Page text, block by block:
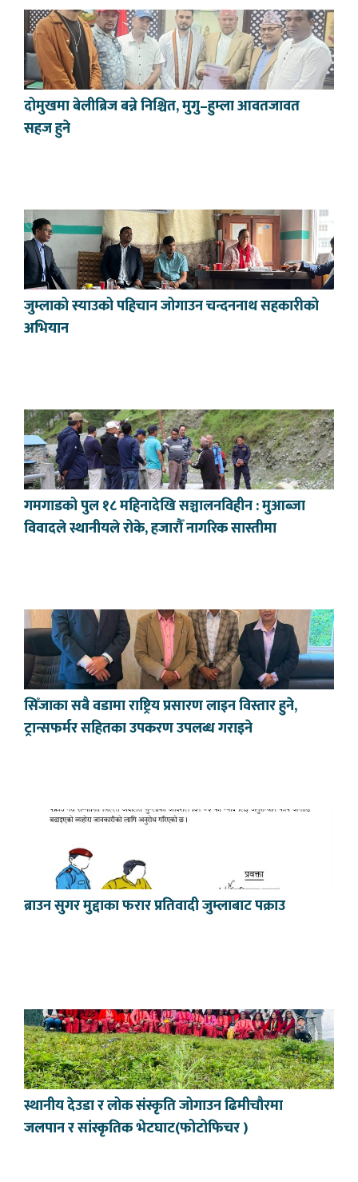
दोमुखमा बेलीब्रिज बन्ने निश्चित, मुगु–हुम्ला आवतजावत
सहज हुने
जुम्लाको स्याउको पहिचान जोगाउन चन्दननाथ सहकारीको
अभियान
गमगाडको पुल १८ महिनादेखि सञ्चालनविहीन : मुआब्जा
विवादले स्थानीयले रोके, हजारौँ नागरिक सास्तीमा
सिँजाका सबै वडामा राष्ट्रिय प्रसारण लाइन विस्तार हुने,
ट्रान्सफर्मर सहितका उपकरण उपलब्ध गराइने
ब्राउन सुगर मुद्दाका फरार प्रतिवादी जुम्लाबाट पक्राउ
स्थानीय देउडा र लोक संस्कृति जोगाउन ढिमीचौरमा
जलपान र सांस्कृतिक भेटघाट(फोटोफिचर )